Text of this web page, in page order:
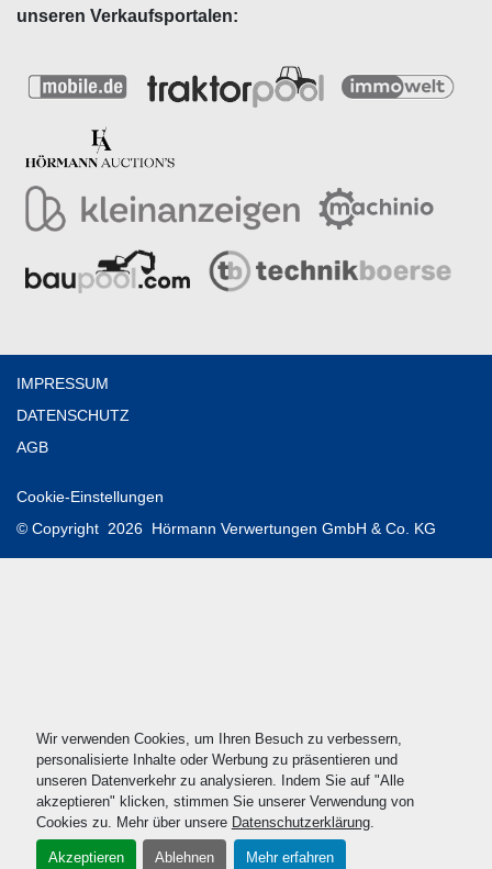
Wir verwenden Cookies, um Ihren Besuch zu verbessern,
personalisierte Inhalte oder Werbung zu präsentieren und
unseren Datenverkehr zu analysieren. Indem Sie auf "Alle
akzeptieren" klicken, stimmen Sie unserer Verwendung von
Cookies zu. Mehr über unsere Datenschutzerklärung.
Akzeptieren Ablehnen Mehr erfahren
unseren Verkaufsportalen:
Cookie-Einstellungen
© Copyright 2026 Hörmann Verwertungen GmbH & Co. KG
IMPRESSUM
DATENSCHUTZ
AGB